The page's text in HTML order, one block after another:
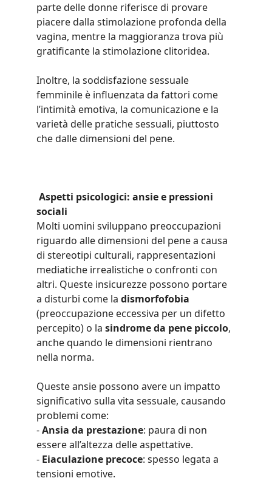
parte delle donne riferisce di provare
piacere dalla stimolazione profonda della
vagina, mentre la maggioranza trova più
gratificante la stimolazione clitoridea.
Inoltre, la soddisfazione sessuale
femminile è influenzata da fattori come
l’intimità emotiva, la comunicazione e la
varietà delle pratiche sessuali, piuttosto
che dalle dimensioni del pene.
Aspetti psicologici: ansie e pressioni
sociali
Molti uomini sviluppano preoccupazioni
riguardo alle dimensioni del pene a causa
di stereotipi culturali, rappresentazioni
mediatiche irrealistiche o confronti con
altri. Queste insicurezze possono portare
a disturbi come la dismorfofobia
(preoccupazione eccessiva per un difetto
percepito) o la sindrome da pene piccolo,
anche quando le dimensioni rientrano
nella norma.
Queste ansie possono avere un impatto
significativo sulla vita sessuale, causando
problemi come:
- Ansia da prestazione: paura di non
essere all’altezza delle aspettative.
- Eiaculazione precoce: spesso legata a
tensioni emotive.